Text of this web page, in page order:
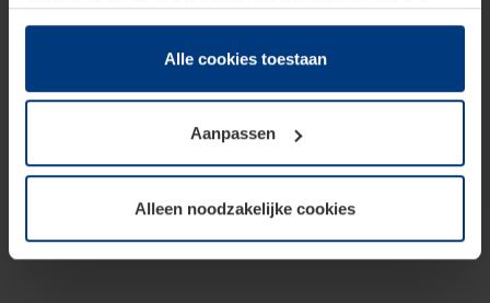
dienstverlening hebben verzameld.
Juridisch zijn wij gerechtigd om cookies op uw computer
onze pagina's absoluut noodzakelijk is. Voor alle andere
soorten cookies is uw toestemming vereist. Uw
toestemming kunt u op elk moment bij de uitleg van de
wijzigen of herroepen.
Alle cookies toestaan
Aanpassen
Alleen noodzakelijke cookies